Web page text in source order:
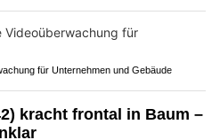
für Unternehmen und Gebäude
kracht frontal in Baum –